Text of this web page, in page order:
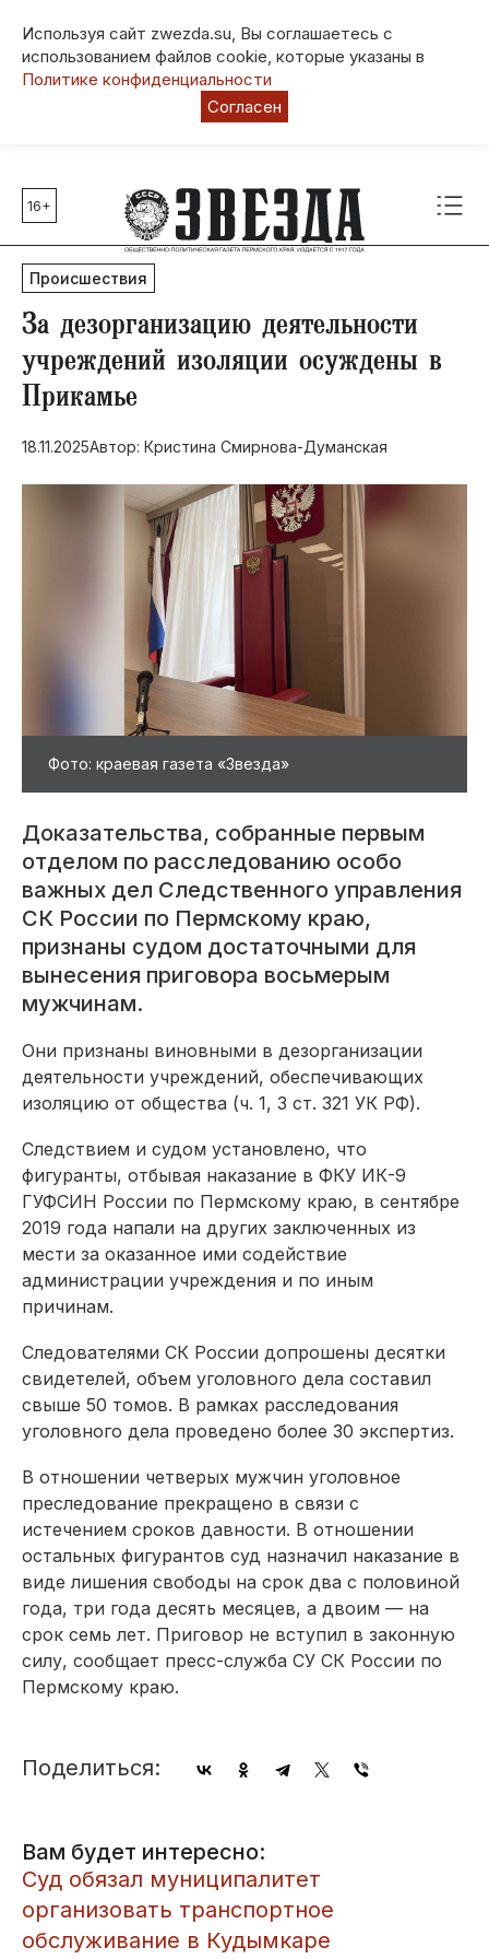
Используя сайт zwezda.su, Вы соглашаетесь с
использованием файлов cookie, которые указаны в
Политике конфиденциальности
Согласен
Главные темы
80 лет Победы
Молодежная столица РФ
СВО
Выборы в Пермском крае
Социальная поддержка
Инфраструктура
Благоустройство
16+
Происшествия
За дезорганизацию деятельности
учреждений изоляции осуждены в
Прикамье
18.11.2025Автор: Кристина Смирнова-Думанская
Фото: краевая газета «Звезда»
Доказательства, собранные первым
отделом по расследованию особо
важных дел Следственного управления
СК России по Пермскому краю,
признаны судом достаточными для
вынесения приговора восьмерым
мужчинам.
Они признаны виновными в дезорганизации
деятельности учреждений, обеспечивающих
изоляцию от общества (ч. 1, 3 ст. 321 УК РФ).
Следствием и судом установлено, что
фигуранты, отбывая наказание в ФКУ ИК-9
ГУФСИН России по Пермскому краю, в сентябре
2019 года напали на других заключенных из
мести за оказанное ими содействие
администрации учреждения и по иным
причинам.
Следователями СК России допрошены десятки
свидетелей, объем уголовного дела составил
свыше 50 томов. В рамках расследования
уголовного дела проведено более 30 экспертиз.
В отношении четверых мужчин уголовное
преследование прекращено в связи с
истечением сроков давности. В отношении
остальных фигурантов суд назначил наказание в
виде лишения свободы на срок два с половиной
года, три года десять месяцев, а двоим — на
срок семь лет. Приговор не вступил в законную
силу, сообщает пресс-служба СУ СК России по
Пермскому краю.
Поделиться:
Вам будет интересно:
Суд обязал муниципалитет
организовать транспортное
обслуживание в Кудымкаре